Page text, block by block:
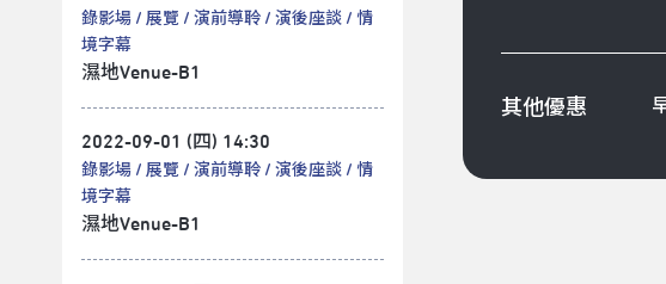
錄影場 展覽 演前導聆 演後座談
情
境字幕
濕地Venue-B1
2022-09-01 (四) 14:30
錄影場 展覽 演前導聆 演後座談
情
境字幕
濕地Venue-B1
其他優惠